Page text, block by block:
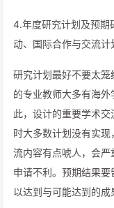
4.年度研究计划及预期
动、国际合作与交流计
研究计划最好不要太
的专业教师大多有海外
此，设计的重要学术
时大多数计划没有实
流内容有点唬人，会
申请不利。预期结果
以达到与可能达到的成